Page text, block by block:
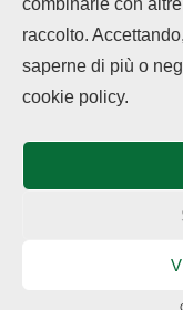
combinarle con
raccolto.
saperne di più o
cookie policy.
Chi siamo
Questo blog non
aggiornato senza
partecipa al Programma
Amazon.it. In veste di